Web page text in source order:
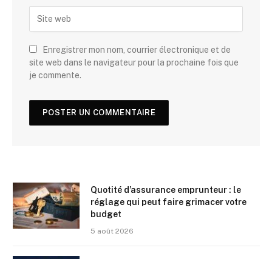
Enregistrer mon nom, courrier électronique et de
site web dans le navigateur pour la prochaine fois que
je commente.
Quotité d’assurance emprunteur : le
réglage qui peut faire grimacer votre
budget
5 août 2026